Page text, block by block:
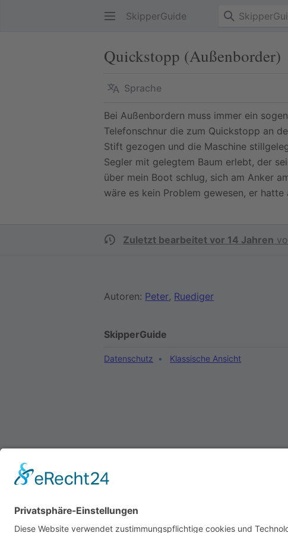
SkipperGuide
Quickstopp (Außenborder)
Sprache
Bei Außenbordern muss immer ein
Telefonschnur die zum Quickstopp an
Stift gezogen und die Maschine
Segler mit gelegtem Baum erlebt, der
über mein Boot schlug, sich am Anker
wäre es kein Problem gewesen, er
Zuletzt bearbeitet vor 14 Jahren
Autoren: Peter, Ruediger
SkipperGuide
Datenschutz Klassische Ansicht